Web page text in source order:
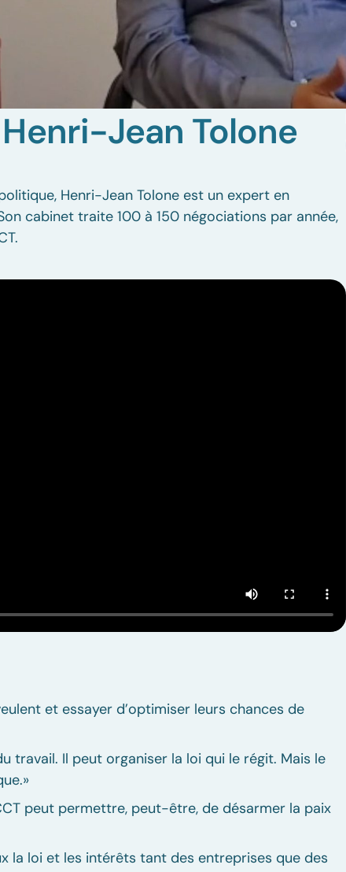
Jean Tolone
Henri-Jean Tolone est un expert en
cabinet traite 100 à 150 négociations par année,
et essayer d’optimiser leurs chances de
travail. Il peut organiser la loi qui le régit. Mais le
peut permettre, peut-être, de désarmer la paix
la loi et les intérêts tant des entreprises que des